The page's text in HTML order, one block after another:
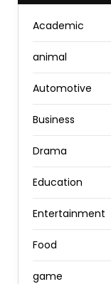
Academic
animal
Automotive
Business
Drama
Education
Entertainment
Food
game